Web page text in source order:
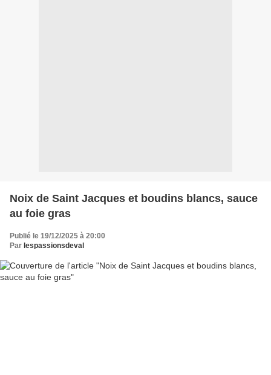
Noix de Saint Jacques et boudins blancs, sauce
au foie gras
Publié le 19/12/2025 à 20:00
Par lespassionsdeval